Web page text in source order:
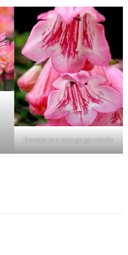
Penstemon rose gorge veinée